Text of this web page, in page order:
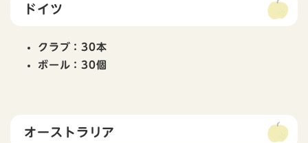
ドイツ
クラブ：30本
ボール：30個
オーストラリア